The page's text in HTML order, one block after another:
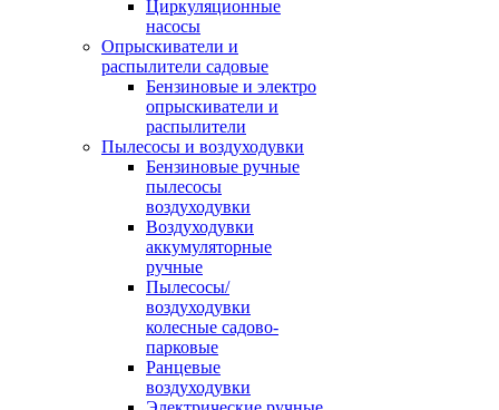
Циркуляционные
насосы
Опрыскиватели и
распылители садовые
Бензиновые и электро
опрыскиватели и
распылители
Пылесосы и воздуходувки
Бензиновые ручные
пылесосы
воздуходувки
Воздуходувки
аккумуляторные
ручные
Пылесосы/
воздуходувки
колесные садово-
парковые
Ранцевые
воздуходувки